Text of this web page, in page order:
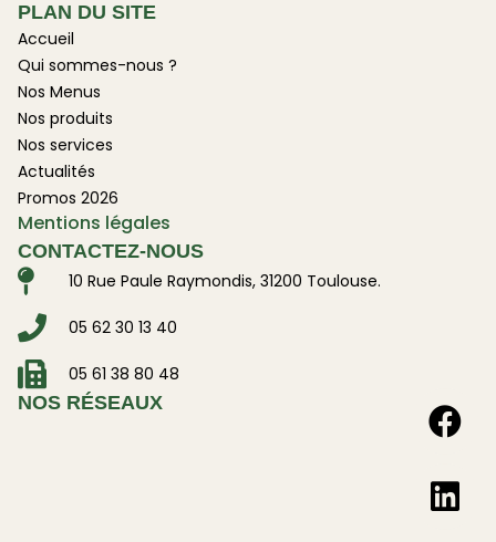
PLAN DU SITE
Accueil
Qui sommes-nous ?
Nos Menus
Nos produits
Nos services
Actualités
Promos 2026
Mentions légales
CONTACTEZ-NOUS
10 Rue Paule Raymondis, 31200 Toulouse.
05 62 30 13 40
05 61 38 80 48
NOS RÉSEAUX